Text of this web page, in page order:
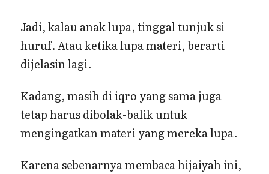
Jadi, kalau anak lupa, tinggal tunjuk si
huruf. Atau ketika lupa materi, berarti
dijelasin lagi.
Kadang, masih di iqro yang sama juga
tetap harus dibolak-balik untuk
mengingatkan materi yang mereka lupa.
Karena sebenarnya membaca hijaiyah ini,